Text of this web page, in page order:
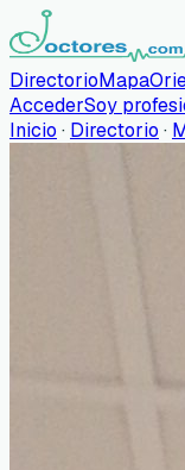
DirectorioMapa
AccederSoy
Inicio · Directorio ·